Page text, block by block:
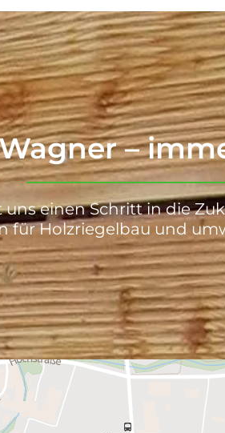
–
einen Schritt in die
für Holzriegelbau und